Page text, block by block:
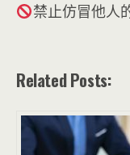
禁止仿冒他人
Related Posts: